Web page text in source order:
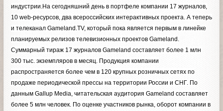
индустрии.На сегодняшний день в портфеле компании 17 журналов,
10 web-ресурсов, два всероссийских интерактивных проекта. А теперь
и телеканал Gameland.TV, который пока является первым в линейке
планируемых релизов телевизионных проектов Gameland.
Суммарный тираж 17 журналов Gameland составляет более 1 млн
300 тыс. экземпляров в месяц. Продукция компании
распространяется более чем в 120 крупных розничных сетях по
продаже периодической прессы на территории России и СНГ. По
данным Gallup Media, читательская аудитория Gameland составляет
более 5 млн человек. По оценке участников рынка, оборот компании в